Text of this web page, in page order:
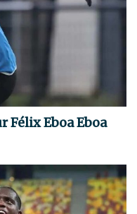
Félix Eboa Eboa